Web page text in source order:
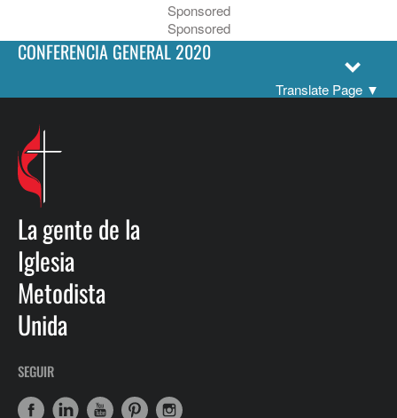
Sponsored
Sponsored
CONFERENCIA GENERAL 2020
Translate Page ▼
La gente de la
Iglesia
Metodista
Unida
SEGUIR